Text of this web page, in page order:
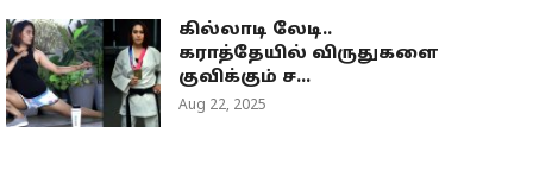
கில்லாடி லேடி..
கராத்தேயில் விருதுகளை
குவிக்கும் ச...
Aug 22, 2025